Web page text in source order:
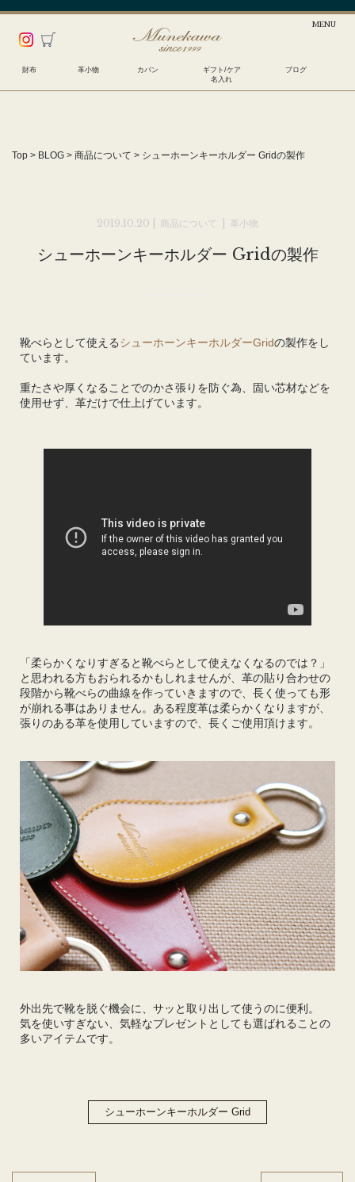
財布 革小物 カバン
ギフト/ケア
名入れ
ブログ
Top > BLOG > 商品について > シューホーンキーホルダー Gridの製作
2019.10.20 | 商品について 革小物
シューホーンキーホルダー Gridの製作
靴べらとして使えるシューホーンキーホルダーGridの製作をし
ています。
重たさや厚くなることでのかさ張りを防ぐ為、固い芯材などを
使用せず、革だけで仕上げています。
「柔らかくなりすぎると靴べらとして使えなくなるのでは？」
と思われる方もおられるかもしれませんが、革の貼り合わせの
段階から靴べらの曲線を作っていきますので、長く使っても形
が崩れる事はありません。ある程度革は柔らかくなりますが、
張りのある革を使用していますので、長くご使用頂けます。
外出先で靴を脱ぐ機会に、サッと取り出して使うのに便利。
気を使いすぎない、気軽なプレゼントとしても選ばれることの
多いアイテムです。
シューホーンキーホルダー Grid